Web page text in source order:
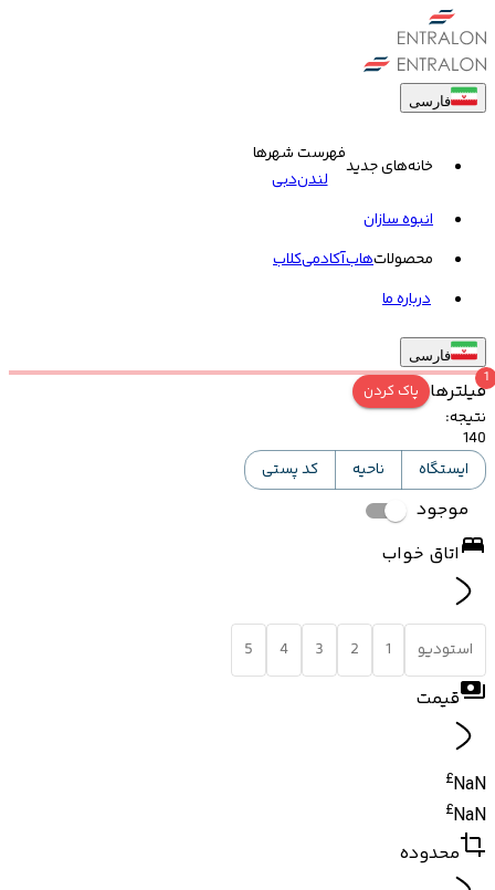
فارسی
خانه‌های جدید
فهرست شهرها
لندندبی
انبوه سازان
محصولاتهابآکادمیکلاب
درباره ما
فارسی
فیلترها
1
پاک کردن
نتیجه:
140
ایستگاه
ناحیه کد پستی
موجود
اتاق خواب
استودیو 1
2
3
4
5
قیمت
NaN
£
NaN
£
محدوده